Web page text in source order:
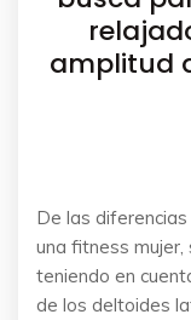
amplitud
De las
una fitness mujer,
teniendo en
de los deltoides